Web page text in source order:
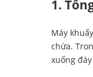
1.
Máy
chứa.
xuống